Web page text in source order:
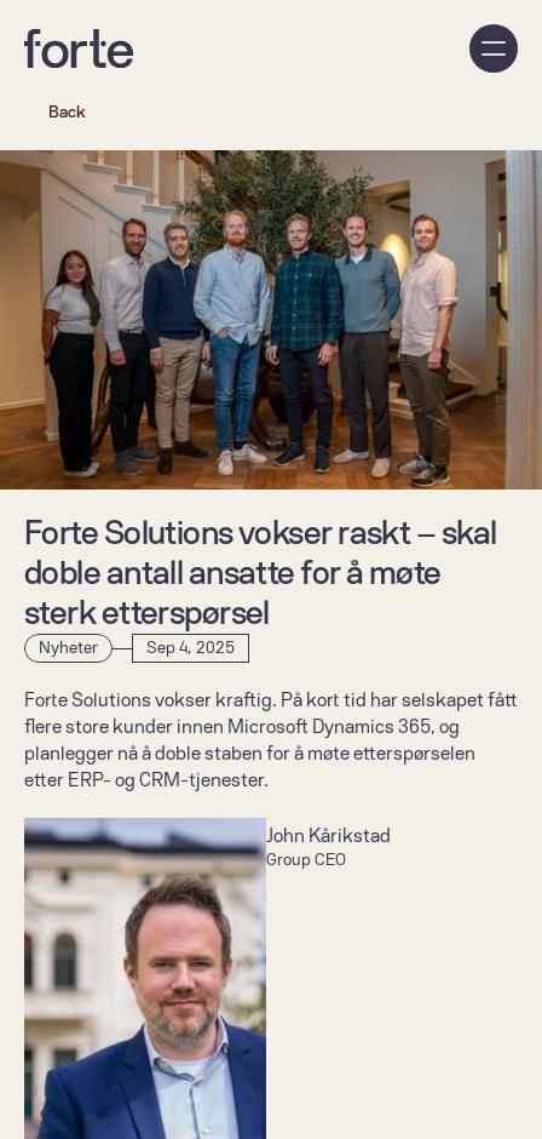
Back
Forte Solutions vokser kraftig. På kort tid har selskapet fått
flere store kunder innen Microsoft Dynamics 365, og
planlegger nå å doble staben for å møte etterspørselen
etter ERP- og CRM-tjenester.
Forte Solutions vokser raskt – skal
doble antall ansatte for å møte
sterk etterspørsel
Nyheter Sep 4, 2025
John Kårikstad
Group CEO